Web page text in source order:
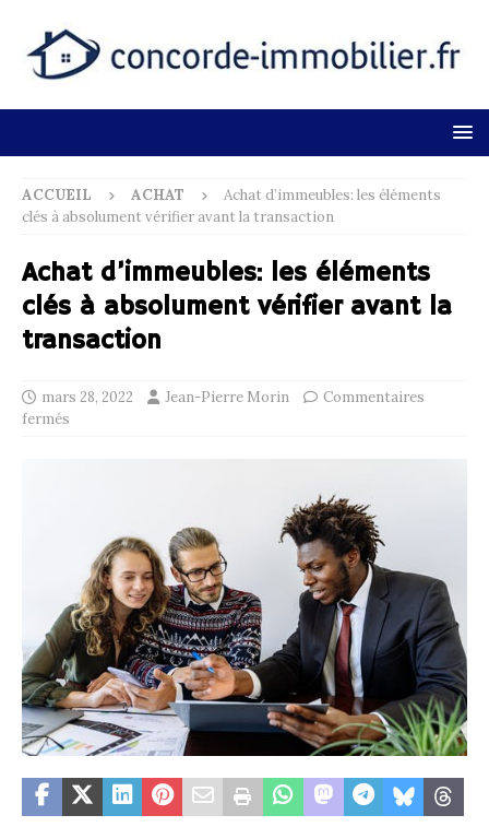
ACCUEIL ACHAT
Achat d’immeubles: les éléments
clés à absolument vérifier avant la transaction
Achat d’immeubles: les éléments
clés à absolument vérifier avant la
transaction
mars 28, 2022 Jean-Pierre Morin
Commentaires
fermés